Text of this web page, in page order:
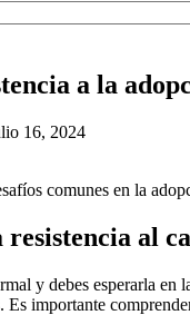
a la
16, 2024
comunes en la
al
y debes esperarla
importante